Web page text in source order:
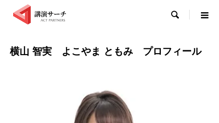

横山 智実 よこやま ともみ プロフィール